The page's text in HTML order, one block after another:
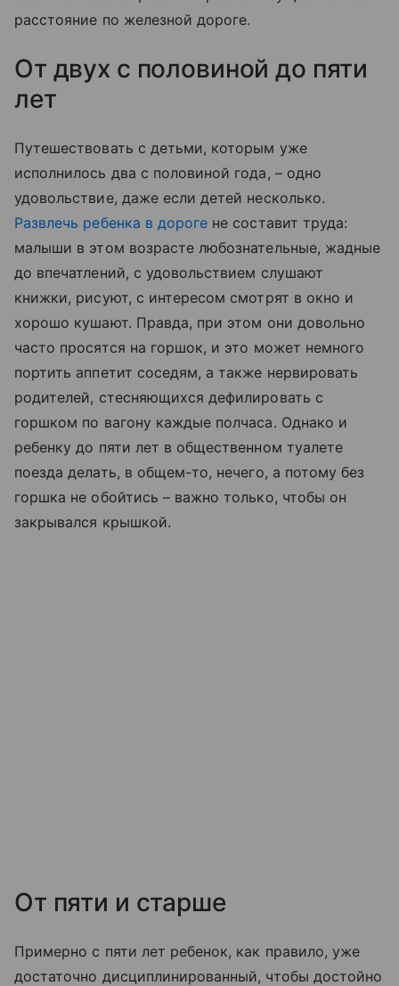
расстояние по железной дороге.
От двух с половиной до пяти
лет
Путешествовать с детьми, которым уже
исполнилось два с половиной года, – одно
удовольствие, даже если детей несколько.
Развлечь ребенка в дороге не составит труда:
малыши в этом возрасте любознательные, жадные
до впечатлений, с удовольствием слушают
книжки, рисуют, с интересом смотрят в окно и
хорошо кушают. Правда, при этом они довольно
часто просятся на горшок, и это может немного
портить аппетит соседям, а также нервировать
родителей, стесняющихся дефилировать с
горшком по вагону каждые полчаса. Однако и
ребенку до пяти лет в общественном туалете
поезда делать, в общем-то, нечего, а потому без
горшка не обойтись – важно только, чтобы он
закрывался крышкой.
От пяти и старше
Примерно с пяти лет ребенок, как правило, уже
достаточно дисциплинированный, чтобы достойно